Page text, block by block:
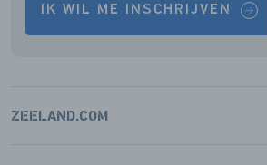
IK WIL ME INSCHRIJVEN
ZEELAND.COM